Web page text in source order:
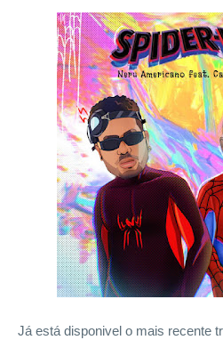
Já está disponivel o mais recente